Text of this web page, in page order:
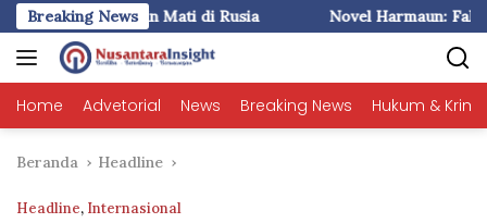
Langsung
ke
konten
Breaking News
: Liem Ingin Mati di Rusia Novel Harmaun: Fakta plus
Home Advetorial News Breaking News Hukum &
Beranda Headline
Headline, Internasional